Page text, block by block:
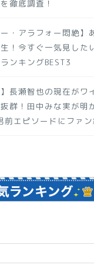
徹底調査！
ー・アラフォー悶絶】
！今すぐ一気見した
ンキングBEST3
】長瀬智也の現在がワ
群！田中みな実が明
前エピソードにファ